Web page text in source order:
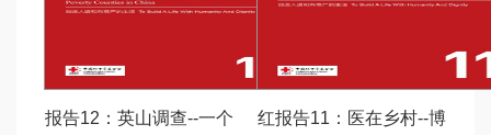
报告12：英山调查--一个
红报告11：医在乡村--博